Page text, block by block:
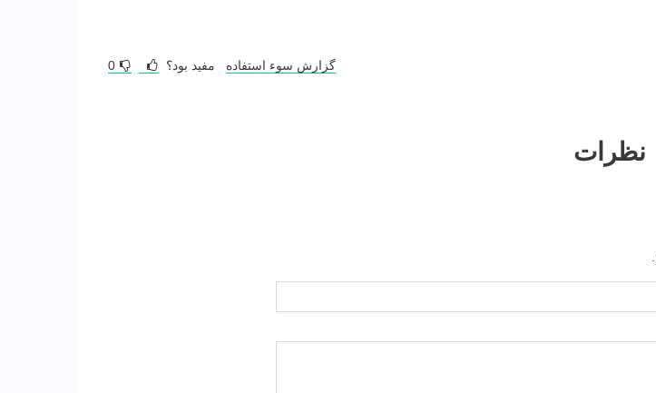
گزارش سوء استفاده مفید بود؟ 0
نظرات